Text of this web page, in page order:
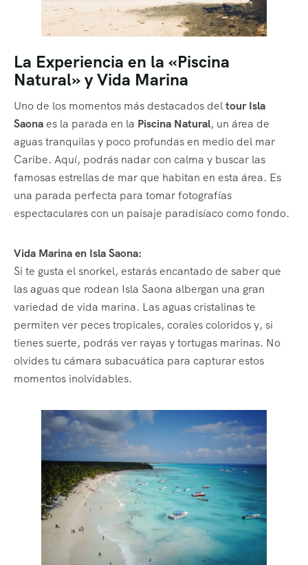
La Experiencia en la «Piscina
Natural» y Vida Marina
Uno de los momentos más destacados deltour Isla
Saonaes la parada en la Piscina Natural, un área de
aguas tranquilas y poco profundas en medio del mar
Caribe. Aquí, podrás nadar con calma y buscar las
famosas estrellas de mar que habitan en esta área. Es
una parada perfecta para tomar fotografías
espectaculares con un paisaje paradisíaco como fondo.
Vida Marina en Isla Saona:
Si te gusta el snorkel, estarás encantado de saber que
las aguas que rodean Isla Saona albergan una gran
variedad de vida marina. Las aguas cristalinas te
permiten ver peces tropicales, corales coloridos y, si
tienes suerte, podrás ver rayas y tortugas marinas. No
olvides tu cámara subacuática para capturar estos
momentos inolvidables.